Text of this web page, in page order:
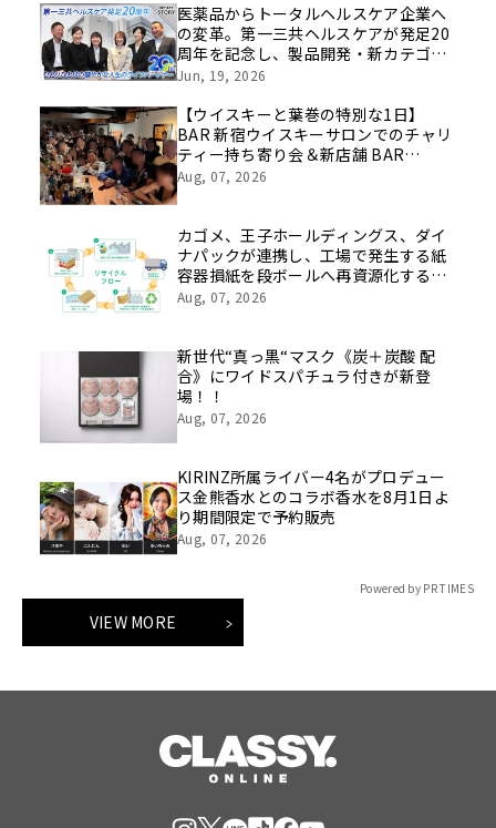
医薬品からトータルヘルスケア企業へ
の変革。第一三共ヘルスケアが発足20
周年を記念し、製品開発・新カテゴリ
挑戦の舞台や旧社統合時のエピソード
像を公開！
Jun, 19, 2026
【ウイスキーと葉巻の特別な1日】
BAR 新宿ウイスキーサロンでのチャリ
ティー持ち寄り会＆新店舗 BAR
LASTWORD でのシガー初心者歓迎ペ
Aug, 07, 2026
カゴメ、王子ホールディングス、ダイ
ナパックが連携し、工場で発生する紙
容器損紙を段ボールへ再資源化する実
証を開始
Aug, 07, 2026
新世代“真っ黒“マスク《炭＋炭酸 配
合》にワイドスパチュラ付きが新登
場！！
Aug, 07, 2026
KIRINZ所属ライバー4名がプロデュー
ス金熊香水とのコラボ香水を8月1日よ
り期間限定で予約販売
Aug, 07, 2026
Powered by PR TIMES
VIEW MORE